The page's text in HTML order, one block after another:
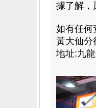
據了解，
如有任何
黃大仙分
地址:九